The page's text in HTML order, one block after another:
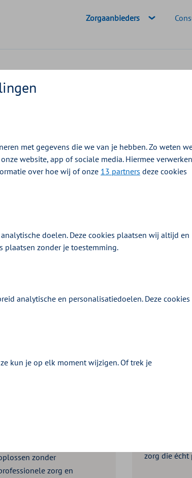
Geselecteerde doelgroep:
Zorgaanbieders
zonder
zorg en
We vinden
zorg die écht
met gegevens die we van je hebben. Zo weten
website, app of sociale media. Hiermee verwerken
over hoe wij of onze 13 partners deze cookies
doelen. Deze cookies plaatsen wij altijd en
plaatsen zonder je toestemming.
analytische en personalisatiedoelen. Deze cookies
kun je op elk moment wijzigen. Of trek je